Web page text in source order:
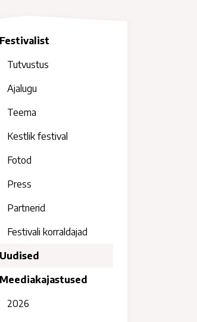
Festivalist
Tutvustus
Ajalugu
Teema
Kestlik festival
Fotod
Press
Partnerid
Festivali korraldajad
Uudised
Meediakajastused
2026